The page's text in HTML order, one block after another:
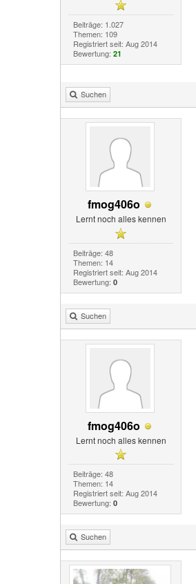
Beiträge: 1.027
Themen: 109
Registriert seit: Aug 2014
Bewertung: 21
Suchen
fmog406o
Lernt noch alles kennen
Beiträge: 48
Themen: 14
Registriert seit: Aug 2014
Bewertung: 0
Suchen
fmog406o
Lernt noch alles kennen
Beiträge: 48
Themen: 14
Registriert seit: Aug 2014
Bewertung: 0
Suchen